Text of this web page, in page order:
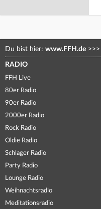
Du bist hier: www.FFH.de >>>
RADIO
FFH Live
80er Radio
90er Radio
2000er Radio
Rock Radio
Oldie Radio
Schlager Radio
Party Radio
Lounge Radio
Weihnachtsradio
Meditationsradio